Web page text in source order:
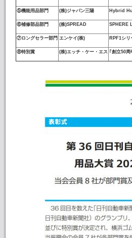
⑤機能用品部門 (株)ジャパン三陽 Hybrid
⑥補修部品部門 (株)SPREAD SPHERE
⑦ロングセラー部門 エンケイ(株) RPF1シリ
⑧特別賞 (株)エッチ・ケー・エス ｢創立50周